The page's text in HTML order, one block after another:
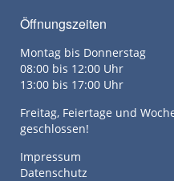
Öffnungszeiten
Montag bis Donnerstag
08:00 bis 12:00 Uhr
13:00 bis 17:00 Uhr
Freitag, Feiertage und
geschlossen!
Impressum
Datenschutz